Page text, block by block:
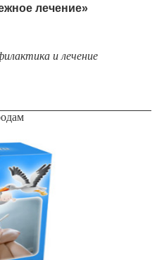
лечение»
и лечение